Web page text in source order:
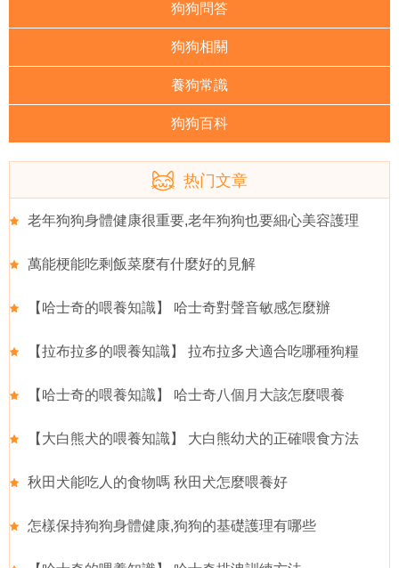
狗狗問答
狗狗相關
養狗常識
狗狗百科
热门文章
老年狗狗身體健康很重要,老年狗狗也要細心美容護理
萬能梗能吃剩飯菜麼有什麼好的見解
【哈士奇的喂養知識】 哈士奇對聲音敏感怎麼辦
【拉布拉多的喂養知識】 拉布拉多犬適合吃哪種狗糧
【哈士奇的喂養知識】 哈士奇八個月大該怎麼喂養
【大白熊犬的喂養知識】 大白熊幼犬的正確喂食方法
秋田犬能吃人的食物嗎 秋田犬怎麼喂養好
怎樣保持狗狗身體健康,狗狗的基礎護理有哪些